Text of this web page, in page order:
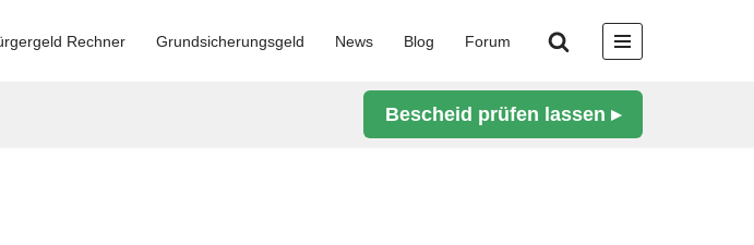
Rechner Grundsicherungsgeld News Blog Forum
Bescheid prüfen lassen ▸